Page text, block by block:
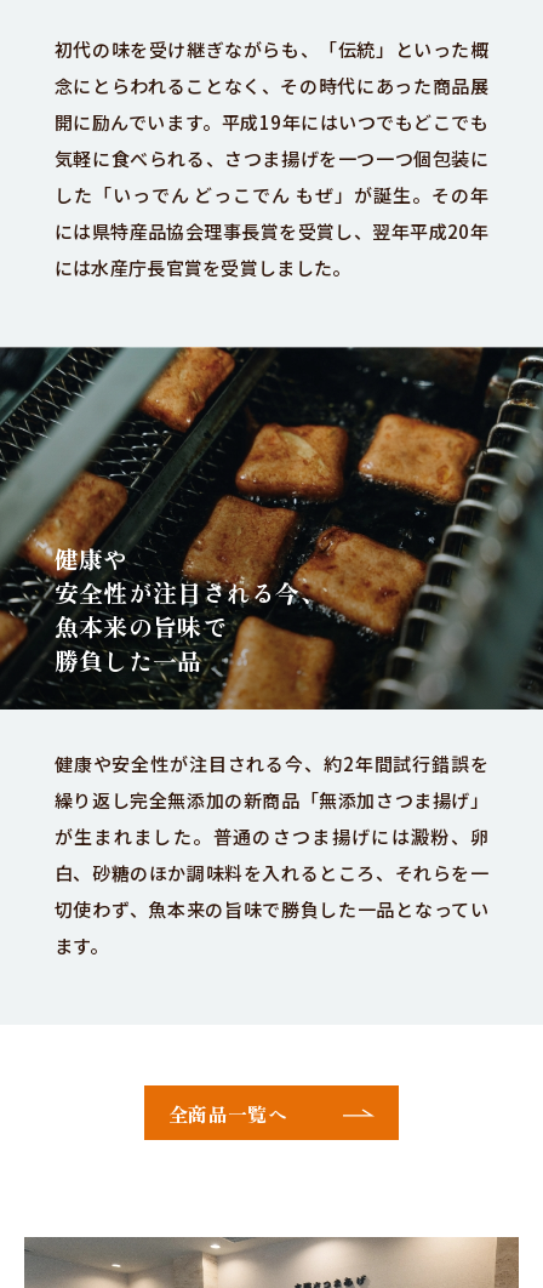
初代の味を受け継ぎながらも、「伝統」といった概
念にとらわれることなく、その時代にあった商品展
開に励んでいます。平成19年にはいつでもどこでも
気軽に食べられる、さつま揚げを一つ一つ個包装に
した「いっでん どっこでん もぜ」が誕生。その年
には県特産品協会理事長賞を受賞し、翌年平成20年
には水産庁長官賞を受賞しました。
健康や
安全性が注目される今、
魚本来の旨味で
勝負した一品
健康や安全性が注目される今、約2年間試行錯誤を
繰り返し完全無添加の新商品「無添加さつま揚げ」
が生まれました。普通のさつま揚げには澱粉、卵
白、砂糖のほか調味料を入れるところ、それらを一
切使わず、魚本来の旨味で勝負した一品となってい
ます。
全商品一覧へ